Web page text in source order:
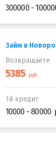
300000 -
Займ в
Возвращаете
1й кредит
10000 - 80000